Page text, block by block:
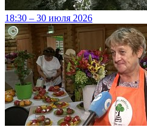
18:30 – 30 июля 2026